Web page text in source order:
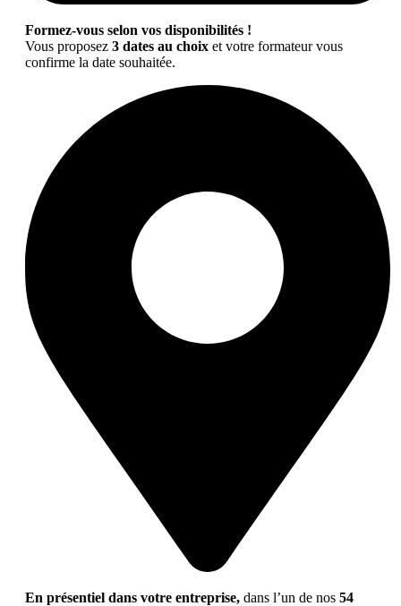
Formez-vous selon vos disponibilités !
Vous proposez 3 dates au choix et votre formateur vous
confirme la date souhaitée.
En présentiel dans votre entreprise, dans l’un de nos 54